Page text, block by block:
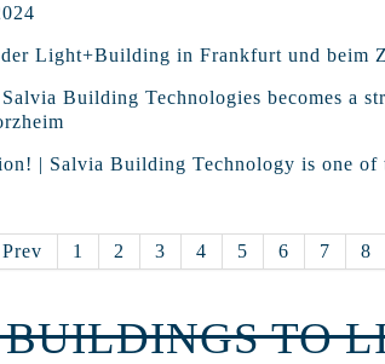
Light+Building in Frankfurt und beim
Building Technologies becomes a
| Salvia Building Technology is one
Prev 1 2 3 4 5 6 7 8
TO